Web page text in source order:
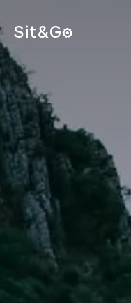
Sit&G